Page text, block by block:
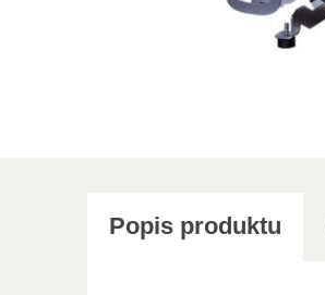
Popis produktu